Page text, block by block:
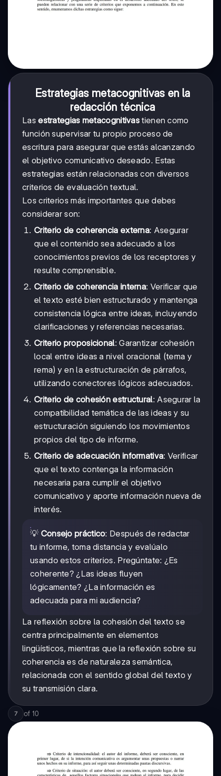
Estrategias metacognitivas en la
redacción técnica
Lasestrategias metacognitivas tienen como
función supervisar tu propio proceso de
escritura para asegurar que estás alcanzando
el objetivo comunicativo deseado. Estas
estrategias están relacionadas con diversos
criterios de evaluación textual.
Los criterios más importantes que debes
considerar son:
Criterio de coherencia externa: Asegurar
que el contenido sea adecuado a los
conocimientos previos de los receptores y
resulte comprensible.
Criterio de coherencia interna: Verificar que
el texto esté bien estructurado y mantenga
consistencia lógica entre ideas, incluyendo
clarificaciones y referencias necesarias.
Criterio proposicional: Garantizar cohesión
local entre ideas a nivel oracional (tema y
rema) y en la estructuración de párrafos,
utilizando conectores lógicos adecuados.
Criterio de cohesión estructural: Asegurar la
compatibilidad temática de las ideas y su
estructuración siguiendo los movimientos
propios del tipo de informe.
Criterio de adecuación informativa: Verificar
que el texto contenga la información
necesaria para cumplir el objetivo
comunicativo y aporte información nueva de
interés.
💡 Consejo práctico: Después de redactar
tu informe, toma distancia y evalúalo
usando estos criterios. Pregúntate: ¿Es
coherente? ¿Las ideas fluyen
lógicamente? ¿La información es
adecuada para mi audiencia?
La reflexión sobre la cohesión del texto se
centra principalmente en elementos
lingüísticos, mientras que la reflexión sobre su
coherencia es de naturaleza semántica,
relacionada con el sentido global del texto y
su transmisión clara.
7 of 10